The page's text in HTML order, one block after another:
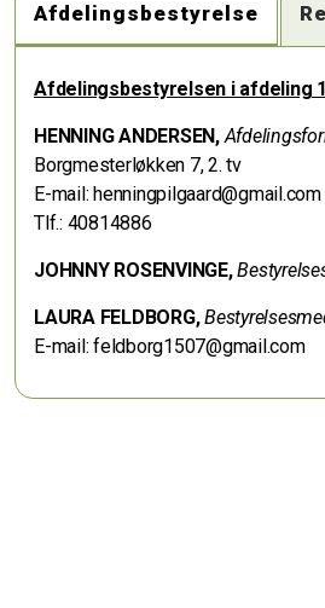
Afdelingsbestyrelse
Afdelingsbestyrelsen i afdeling
HENNING ANDERSEN,
Borgmesterløkken 7, 2. tv
E-mail: henningpilgaard@gmail.com
Tlf.: 40814886
JOHNNY ROSENVINGE,
LAURA FELDBO RG,
E-mail: feldborg1507@gmail.com